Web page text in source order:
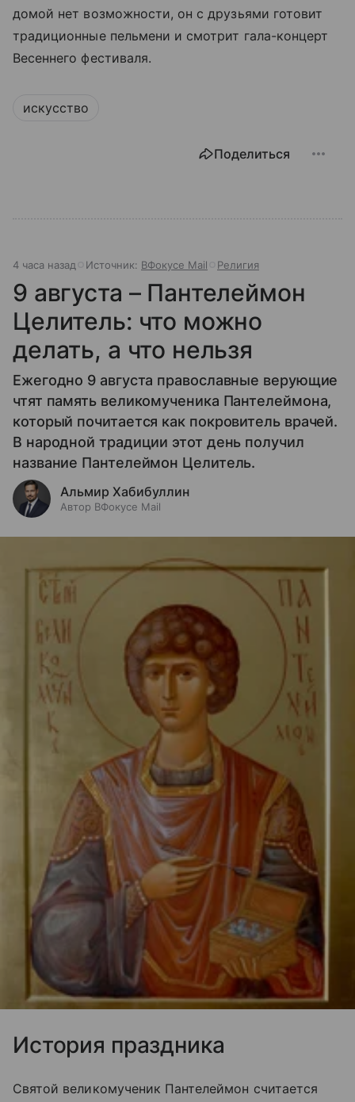
домой нет возможности, он с друзьями готовит
традиционные пельмени и смотрит гала-концерт
Весеннего фестиваля.
искусство
Поделиться
4 часа назад Источник: ВФокусе Mail Религия
9 августа – Пантелеймон
Целитель: что можно
делать, а что нельзя
Ежегодно 9 августа православные верующие
чтят память великомученика Пантелеймона,
который почитается как покровитель врачей.
В народной традиции этот день получил
название Пантелеймон Целитель.
Альмир Хабибуллин
Автор ВФокусе Mail
История праздника
Святой великомученик Пантелеймон считается